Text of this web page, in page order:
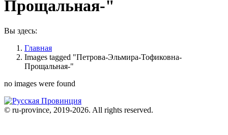
Прощальная-"
Вы здесь:
Главная
Images tagged "Петрова-Эльмира-Тофиковна-
Прощальная-"
no images were found
© ru-province, 2019-2026. All rights reserved.